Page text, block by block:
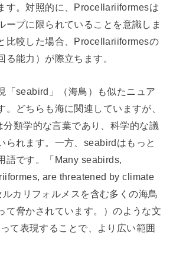
す。対照的に、Procellariiformesは
ープに限られていることを意識しま
比較した場合、Procellariiformesの
る能力）が際立ちます。
「seabird」（海鳥）も似たニュア
。どちらも海に関連していますが、
類学的な言葉であり、科学的な議
られます。一方、seabirdはもっと
語です。「Many seabirds,
are threatened by climate
カリフォルメスを含む多くの海鳥
て脅かされています。）のような文
て表現することで、より広い範囲